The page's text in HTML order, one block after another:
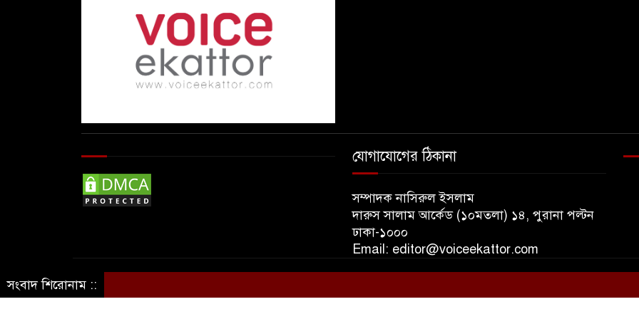
৭
যোগাযোগের ঠিকানা
সম্পাদক নাসিরুল ইসলাম
দারুস সালাম আর্কেড (১০মতলা) ১৪, পুরানা পল্টন
ঢাকা-১০০০
Email: editor@voiceekattor.com
© Copyright By © Voice Ekattor
সংবাদ শিরোনাম ::